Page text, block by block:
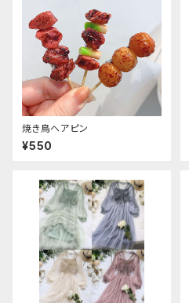
焼き鳥ヘアピン
¥550